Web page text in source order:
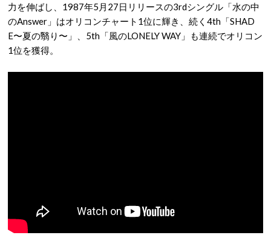
力を伸ばし、1987年5月27日リリースの3rdシングル「水の中
のAnswer」はオリコンチャート1位に輝き、続く4th「SHAD
E〜夏の翳り〜」、5th「風のLONELY WAY」も連続でオリコン
1位を獲得。